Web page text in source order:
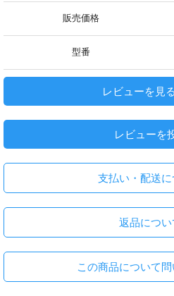
販売価格
型番
レビューを見
レビューを
支払い・配送に
返品につい
この商品について